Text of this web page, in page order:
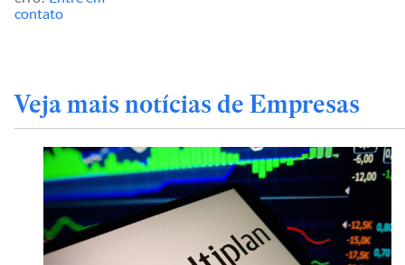
contato
Veja mais notícias de Empresas